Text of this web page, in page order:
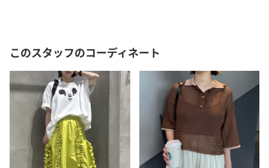
このスタッフのコーディネート